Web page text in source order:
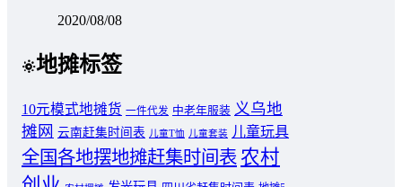
2020/08/08
地摊标签
10元模式地摊货 一件代发 中老年服装 义乌地
摊网 云南赶集时间表 儿童T恤 儿童套装 儿童玩具
全国各地摆地摊赶集时间表 农村